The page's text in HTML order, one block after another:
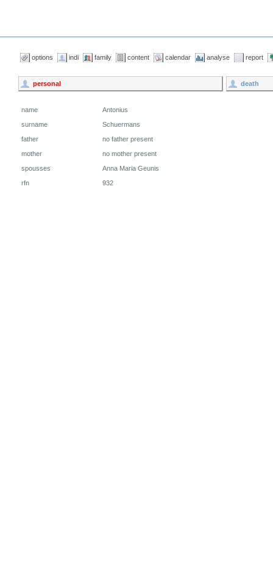
options indi family content calendar analyse report
personal death
name
Antonius
surname
Schuermans
father
no father present
mother
no mother present
spousses
Anna Maria Geunis
rfn
932